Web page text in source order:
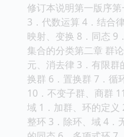
修订本说明第一版序
3．代数运算 4．结合
映射、变换 8．同态 9
集合的分类第二章 群
元、消去律 3．有限
换群 6．置换群 7．循
10．不变子群、商群
域 1．加群、环的定义
整环 3．除环、域 4．